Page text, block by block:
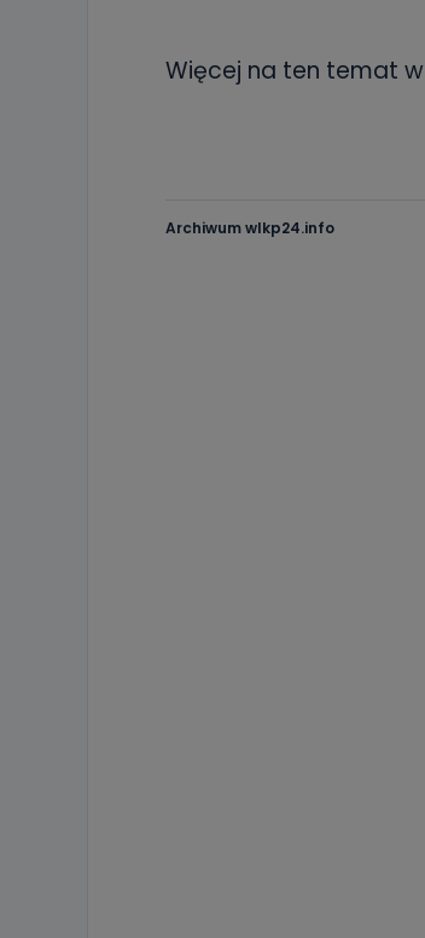
Więcej na ten temat w
Archiwum wlkp24.info